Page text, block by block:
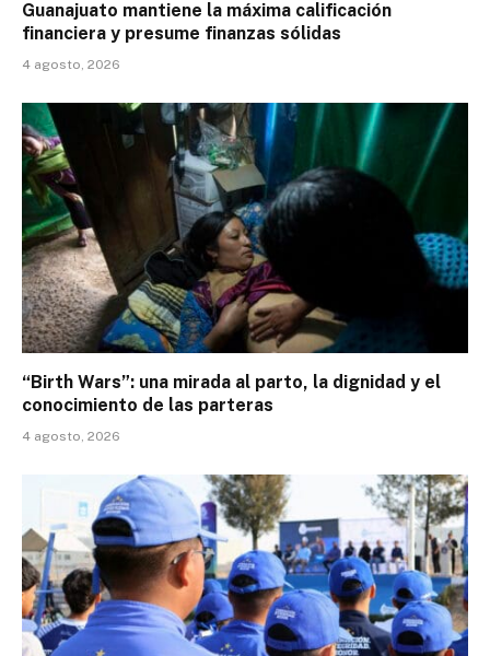
Guanajuato mantiene la máxima calificación
financiera y presume finanzas sólidas
4 agosto, 2026
“Birth Wars”: una mirada al parto, la dignidad y el
conocimiento de las parteras
4 agosto, 2026